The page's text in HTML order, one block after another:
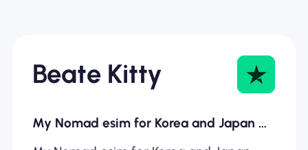
Beate Kitty
My Nomad esim for Korea and Japan was…